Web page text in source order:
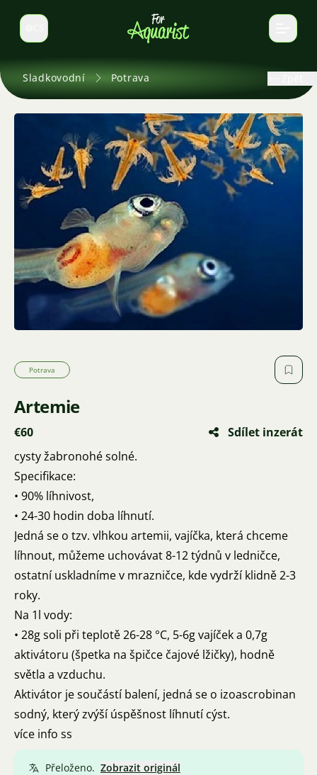
Select language
Sladkovodní Potrava
Potrava
Artemie
€60
Sdílet inzerát
cysty žabronohé solné.
Specifikace:
• 90% líhnivost,
• 24-30 hodin doba líhnutí.
Jedná se o tzv. vlhkou artemii, vajíčka, která chceme
líhnout, můžeme uchovávat 8-12 týdnů v ledničce,
ostatní uskladníme v mrazničce, kde vydrží klidně 2-3
roky.
Na 1l vody:
• 28g soli při teplotě 26-28 °C, 5-6g vajíček a 0,7g
aktivátoru (špetka na špičce čajové lžičky), hodně
světla a vzduchu.
Aktivátor je součástí balení, jedná se o izoascrobinan
sodný, který zvýší úspěšnost líhnutí cýst.
více info ss
Přeloženo. Zobrazit originál